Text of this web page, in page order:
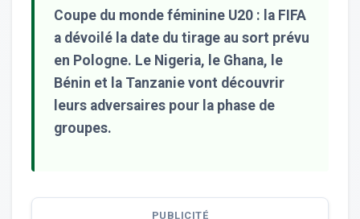
Coupe du monde féminine U20 : la FIFA
a dévoilé la date du tirage au sort prévu
en Pologne. Le Nigeria, le Ghana, le
Bénin et la Tanzanie vont découvrir
leurs adversaires pour la phase de
groupes.
PUBLICITÉ